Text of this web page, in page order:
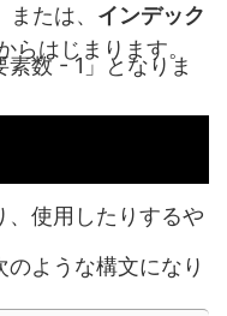
または、 インデック
らはじまります。
数 - 1」となりま
、使用したりするや
ような構文になり